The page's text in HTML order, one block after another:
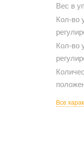
Беговые
Вес в
Кол-во
Кол-во
Все